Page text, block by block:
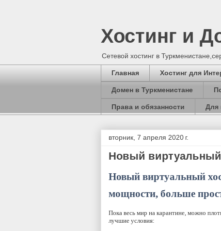
Хостинг и
Сетевой хостинг в
Главная Хостинг для
Домен в Туркменистане
Права и обязанности Для
вторник, 7 апреля 2020 г.
Новый виртуальный
Новый виртуальный
мощности, больше
Пока весь мир на карантине, можно
лучшие условия: